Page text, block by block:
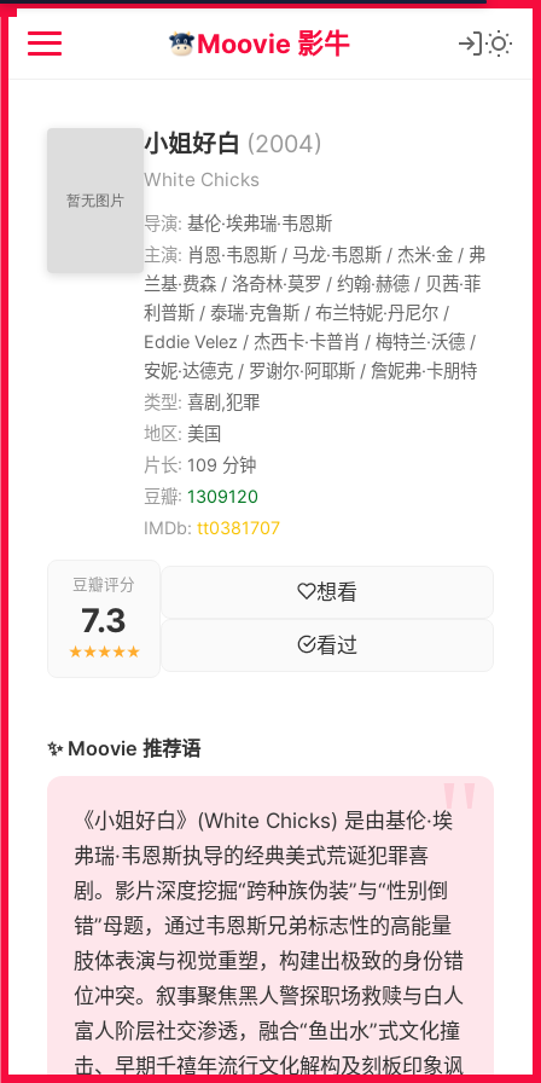
Moovie 影牛
小姐好白 (2004)
White Chicks
导演: 基伦·埃弗瑞·韦恩斯
主演: 肖恩·韦恩斯 / 马龙·韦恩斯 / 杰米·金 / 弗
兰基·费森 / 洛奇林·莫罗 / 约翰·赫德 / 贝茜·菲
利普斯 / 泰瑞·克鲁斯 / 布兰特妮·丹尼尔 /
Eddie Velez / 杰西卡·卡普肖 / 梅特兰·沃德 /
安妮·达德克 / 罗谢尔·阿耶斯 / 詹妮弗·卡朋特
类型: 喜剧,犯罪
地区: 美国
片长: 109 分钟
豆瓣: 1309120
IMDb: tt0381707
豆瓣评分
7.3
★★★★★
想看
看过
✨ Moovie 推荐语
《小姐好白》(White Chicks) 是由基伦·埃
弗瑞·韦恩斯执导的经典美式荒诞犯罪喜
剧。影片深度挖掘“跨种族伪装”与“性别倒
错”母题，通过韦恩斯兄弟标志性的高能量
肢体表演与视觉重塑，构建出极致的身份错
位冲突。叙事聚焦黑人警探职场救赎与白人
富人阶层社交渗透，融合“鱼出水”式文化撞
击、早期千禧年流行文化解构及刻板印象讽